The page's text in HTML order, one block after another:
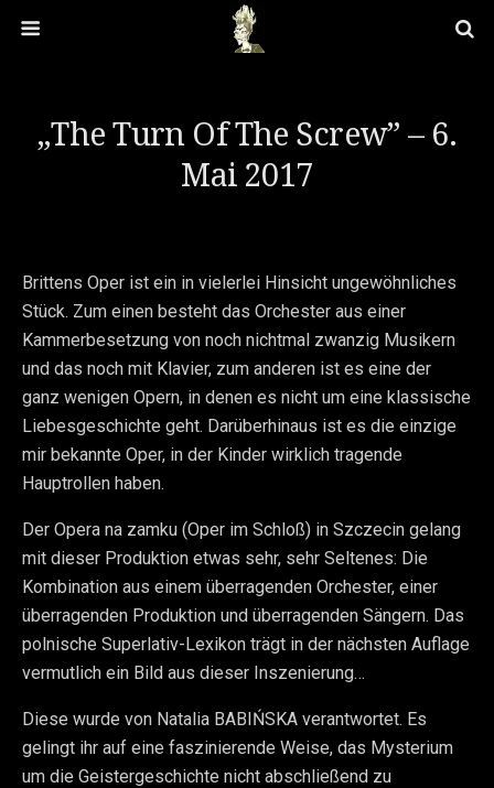
„The Turn Of The Screw” – 6.
Mai 2017
Brittens Oper ist ein in vielerlei Hinsicht ungewöhnliches
Stück. Zum einen besteht das Orchester aus einer
Kammerbesetzung von noch nichtmal zwanzig Musikern
und das noch mit Klavier, zum anderen ist es eine der
ganz wenigen Opern, in denen es nicht um eine klassische
Liebesgeschichte geht. Darüberhinaus ist es die einzige
mir bekannte Oper, in der Kinder wirklich tragende
Hauptrollen haben.
Der Opera na zamku (Oper im Schloß) in Szczecin gelang
mit dieser Produktion etwas sehr, sehr Seltenes: Die
Kombination aus einem überragenden Orchester, einer
überragenden Produktion und überragenden Sängern. Das
polnische Superlativ-Lexikon trägt in der nächsten Auflage
vermutlich ein Bild aus dieser Inszenierung…
Diese wurde von Natalia BABIŃSKA verantwortet. Es
gelingt ihr auf eine faszinierende Weise, das Mysterium
um die Geistergeschichte nicht abschließend zu